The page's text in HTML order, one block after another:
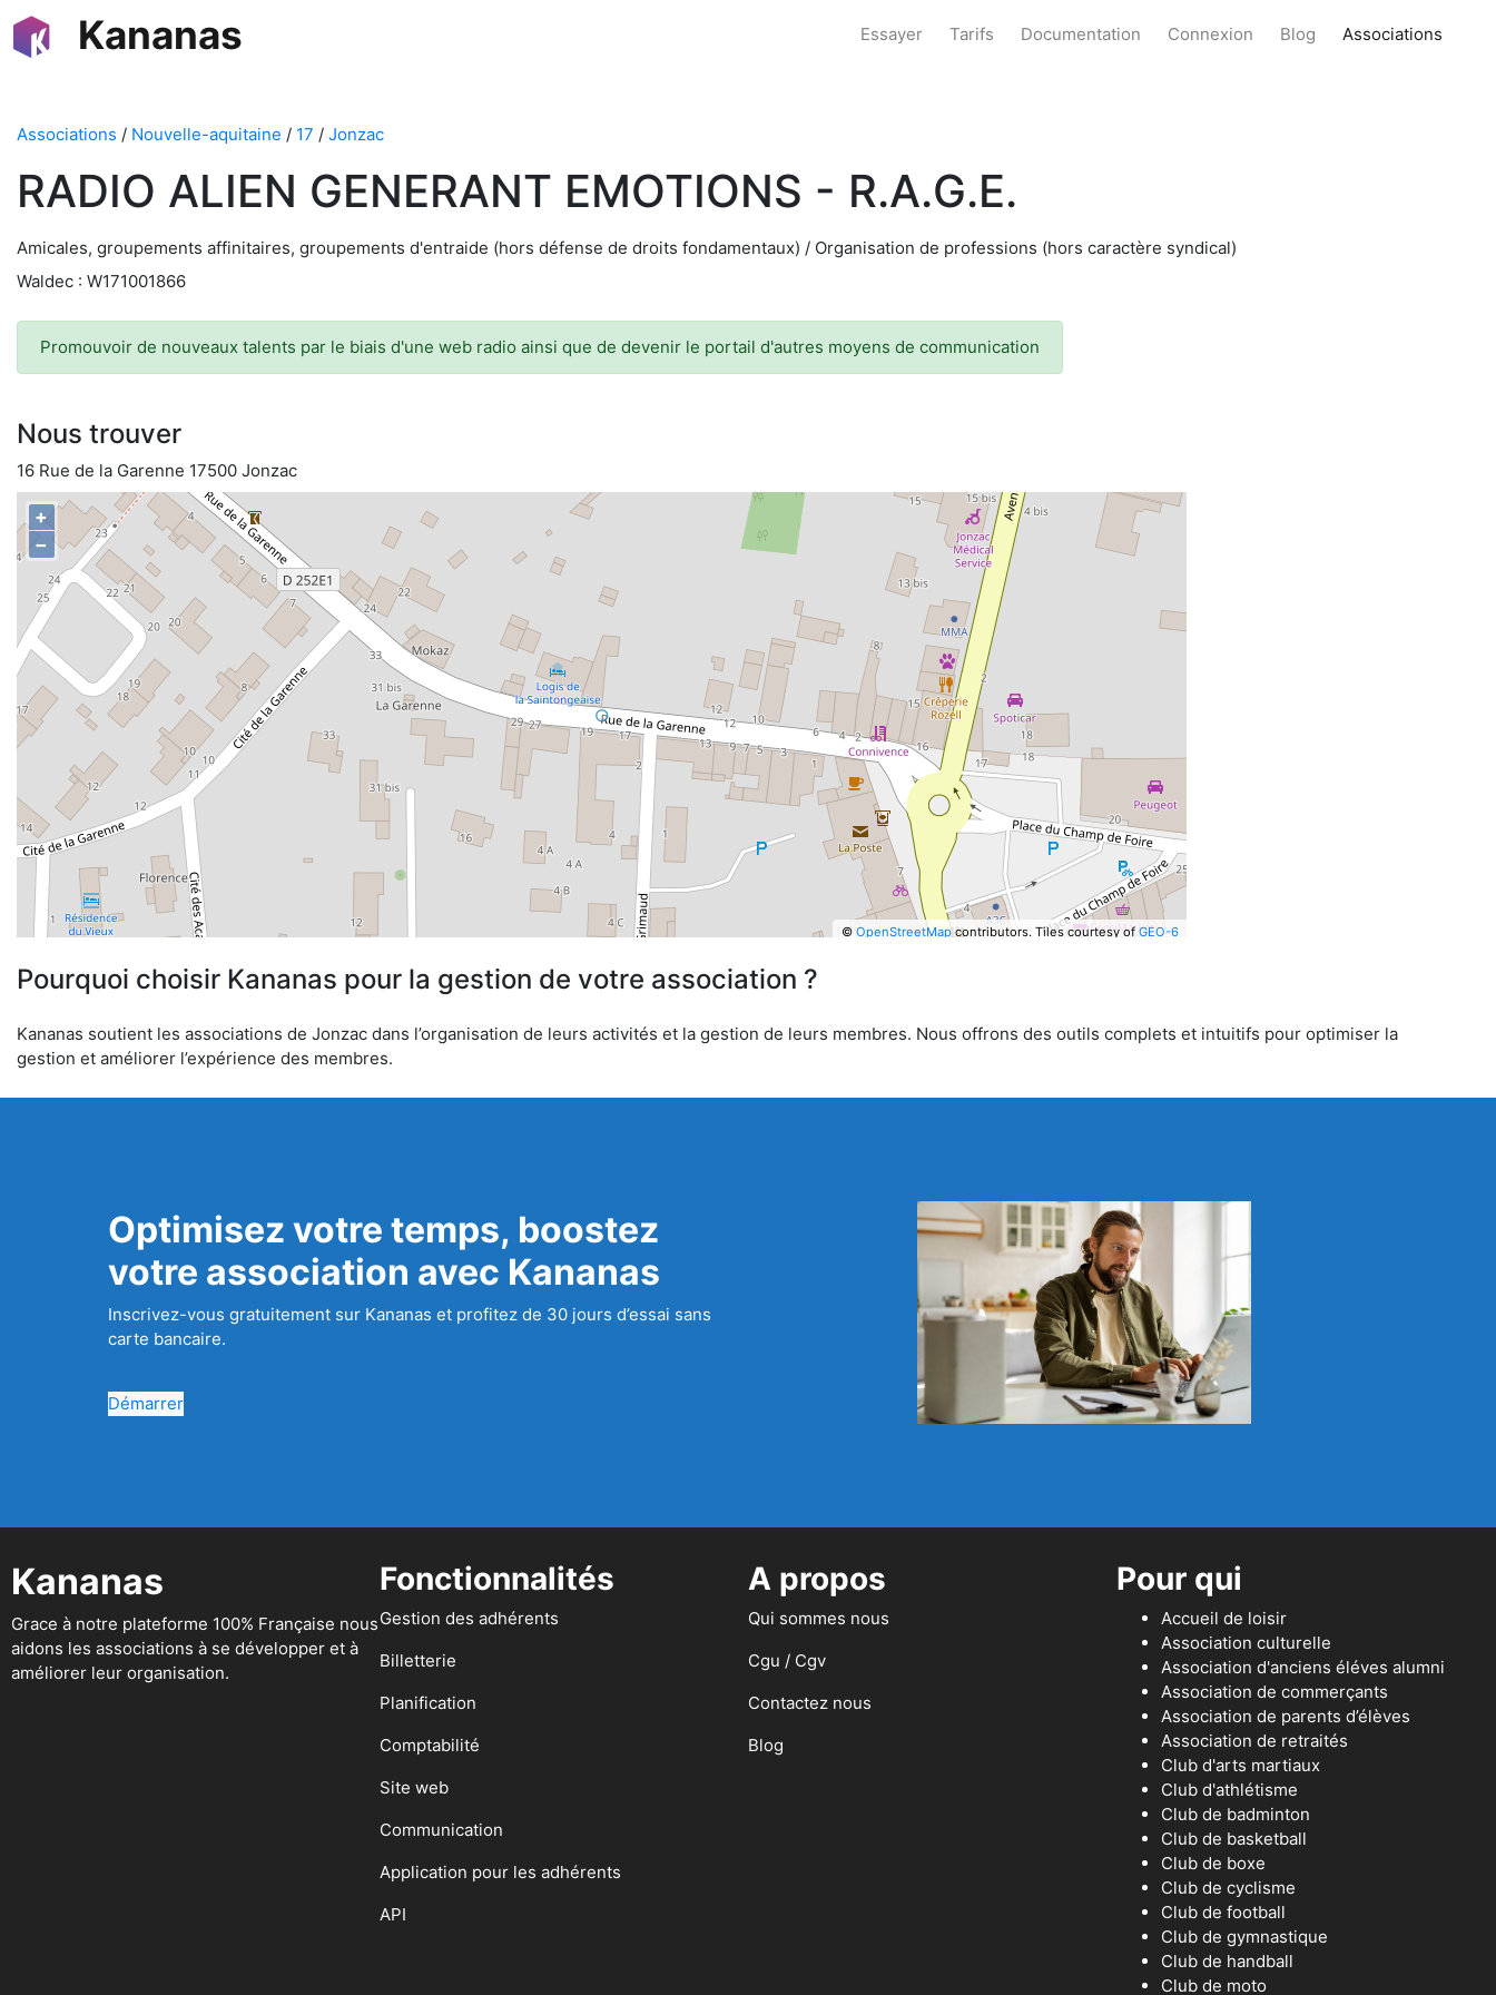
Kananas Essayer Tarifs Documentation Connexion Blog Associations
Associations / Nouvelle-aquitaine / 17 / Jonzac
RADIO ALIEN GENERANT EMOTIONS - R.A.G.E.
Amicales, groupements affinitaires, groupements d'entraide (hors défense de droits fondamentaux) / Organisation de professions (hors caractère syndical)
Waldec : W171001866
Promouvoir de nouveaux talents par le biais d'une web radio ainsi que de devenir le portail d'autres moyens de communication
Nous trouver
16 Rue de la Garenne 17500 Jonzac
+
−
© OpenStreetMapcontributors. Tiles courtesy ofGEO-6
Pourquoi choisir Kananas pour la gestion de votre association ?
Kananas soutient les associations de Jonzac dans l’organisation de leurs activités et la gestion de leurs membres. Nous offrons des outils complets et intuitifs pour optimiser la
gestion et améliorer l’expérience des membres.
Optimisez votre temps, boostez
votre association avec Kananas
Inscrivez-vous gratuitement sur Kananas et profitez de 30 jours d’essai sans
carte bancaire.
Démarrer
Kananas
Grace à notre plateforme 100% Française nous
aidons les associations à se développer et à
améliorer leur organisation.
Fonctionnalités
Gestion des adhérents
Billetterie
Planification
Comptabilité
Site web
Communication
Application pour les adhérents
API
A propos
Qui sommes nous
Cgu / Cgv
Contactez nous
Blog
Pour qui
Accueil de loisir
Association culturelle
Association d'anciens éléves alumni
Association de commerçants
Association de parents d’élèves
Association de retraités
Club d'arts martiaux
Club d'athlétisme
Club de badminton
Club de basketball
Club de boxe
Club de cyclisme
Club de football
Club de gymnastique
Club de handball
Club de moto